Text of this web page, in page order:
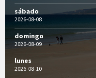
sábado
2026-08-08
domingo
2026-08-09
lunes
2026-08-10